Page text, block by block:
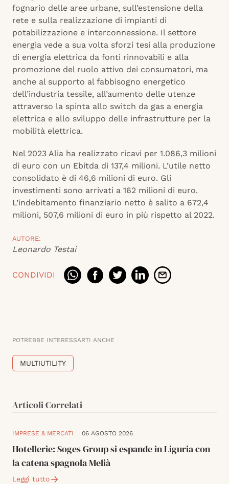
fognario delle aree urbane, sull’estensione della
rete e sulla realizzazione di impianti di
potabilizzazione e interconnessione. Il settore
energia vede a sua volta sforzi tesi alla produzione
di energia elettrica da fonti rinnovabili e alla
promozione del ruolo attivo dei consumatori, ma
anche al supporto al fabbisogno energetico
dell’industria tessile, all’aumento delle utenze
attraverso la spinta allo switch da gas a energia
elettrica e allo sviluppo delle infrastrutture per la
mobilità elettrica.
Nel 2023 Alia ha realizzato ricavi per 1.086,3 milioni
di euro con un Ebitda di 137,4 milioni. L’utile netto
consolidato è di 46,6 milioni di euro. Gli
investimenti sono arrivati a 162 milioni di euro.
L’indebitamento finanziario netto è salito a 672,4
milioni, 507,6 milioni di euro in più rispetto al 2022.
AUTORE:
Leonardo Testai
CONDIVIDI
POTREBBE INTERESSARTI ANCHE
MULTIUTILITY
Articoli Correlati
IMPRESE & MERCATI 06 AGOSTO 2026
Hotellerie: Soges Group si espande in Liguria con
la catena spagnola Melià
Leggi tutto